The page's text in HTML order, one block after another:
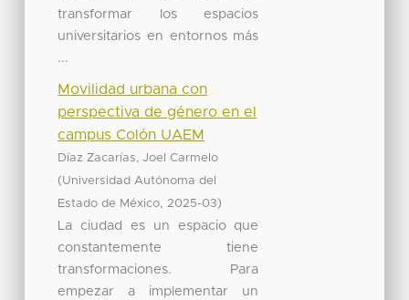
transformar los espacios
universitarios en entornos más
...
Movilidad urbana con
perspectiva de género en el
campus Colón UAEM
Díaz Zacarías, Joel Carmelo
(Universidad Autónoma del
Estado de México, 2025-03)
La ciudad es un espacio que
constantemente tiene
transformaciones. Para
empezar a implementar un